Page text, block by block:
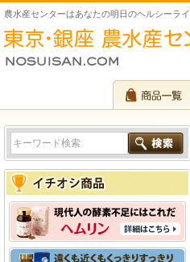
農水産センターはあなたの明日のヘルシーラ